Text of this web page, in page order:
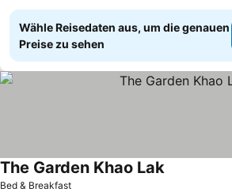
Wähle Reisedaten aus, um die genauen
Preise zu sehen
Bed & Breakfast
The Garden Khao LakPreise sehen